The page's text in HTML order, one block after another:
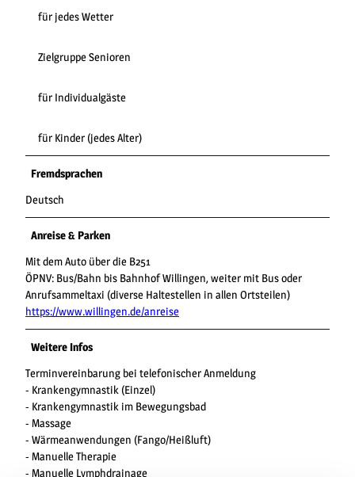
für jedes Wetter
Zielgruppe Senioren
für Individualgäste
für Kinder (jedes Alter)
Fremdsprachen
Deutsch
Anreise & Parken
Mit dem Auto über die B251
ÖPNV: Bus/Bahn bis Bahnhof Willingen, weiter mit Bus oder
Anrufsammeltaxi (diverse Haltestellen in allen Ortsteilen)
https://www.willingen.de/anreise
Weitere Infos
Terminvereinbarung bei telefonischer Anmeldung
- Krankengymnastik (Einzel)
- Krankengymnastik im Bewegungsbad
- Massage
- Wärmeanwendungen (Fango/Heißluft)
- Manuelle Therapie
- Manuelle Lymphdrainage